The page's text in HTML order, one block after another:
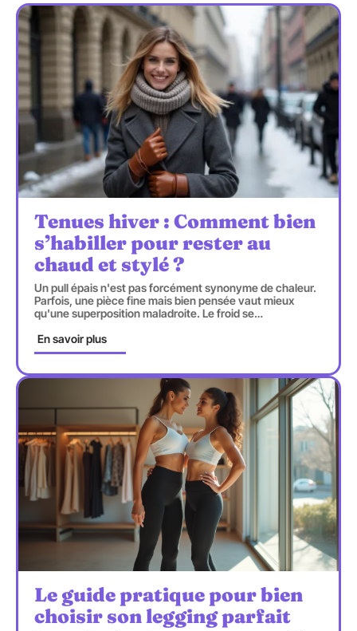
Tenues hiver : Comment bien
s’habiller pour rester au
chaud et stylé ?
Un pull épais n'est pas forcément synonyme de chaleur.
Parfois, une pièce fine mais bien pensée vaut mieux
qu'une superposition maladroite. Le froid se…
En savoir plus
Le guide pratique pour bien
choisir son legging parfait